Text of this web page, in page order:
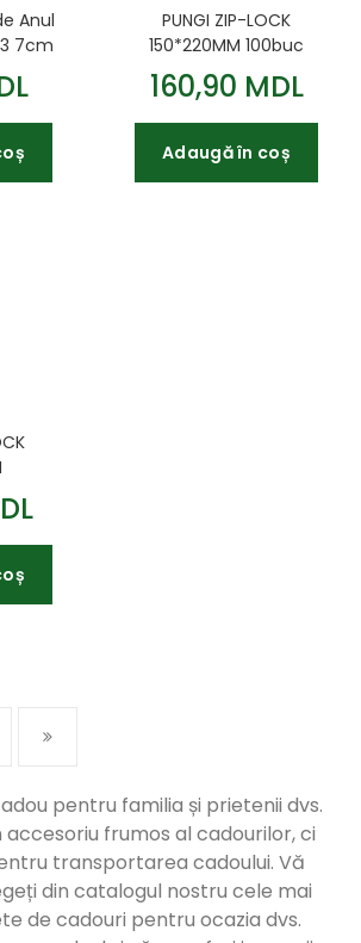
Anul
7cm
PUNGI ZIP-LOCK
150*220MM 100buc
160,90 MDL
Adaugă în coș
pentru familia și prietenii dvs.
accesoriu frumos al cadourilor, ci
transportarea cadoului. Vă
din catalogul nostru cele mai
de cadouri pentru ocazia dvs.